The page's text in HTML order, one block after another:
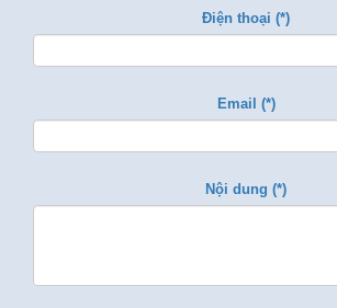
Điện thoại (*)
Email (*)
Nội dung (*)